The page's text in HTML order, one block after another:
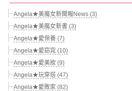
Angela★美魔女新聞報News (3)
Angela★美魔女新書 (3)
Angela★愛保養 (7)
Angela★愛窈窕 (10)
Angela★愛美妝 (9)
Angela★玩穿搭 (47)
Angela★愛敗家 (82)